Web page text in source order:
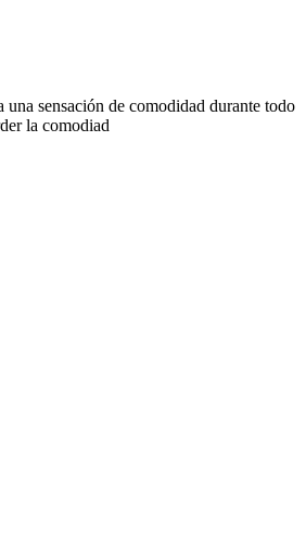
sensación de comodidad durante todo
la comodiad